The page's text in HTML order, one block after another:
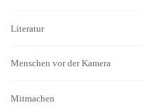
Literatur
Menschen vor der Kamera
Mitmachen